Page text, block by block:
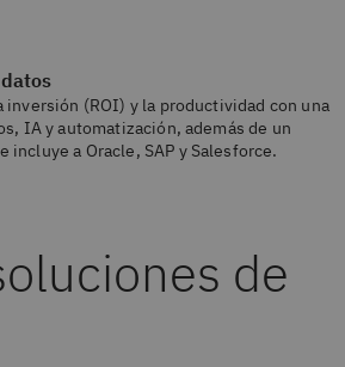
inversión (ROI) y la productividad con una
IA y automatización, además de un
incluye a Oracle, SAP y Salesforce.
de